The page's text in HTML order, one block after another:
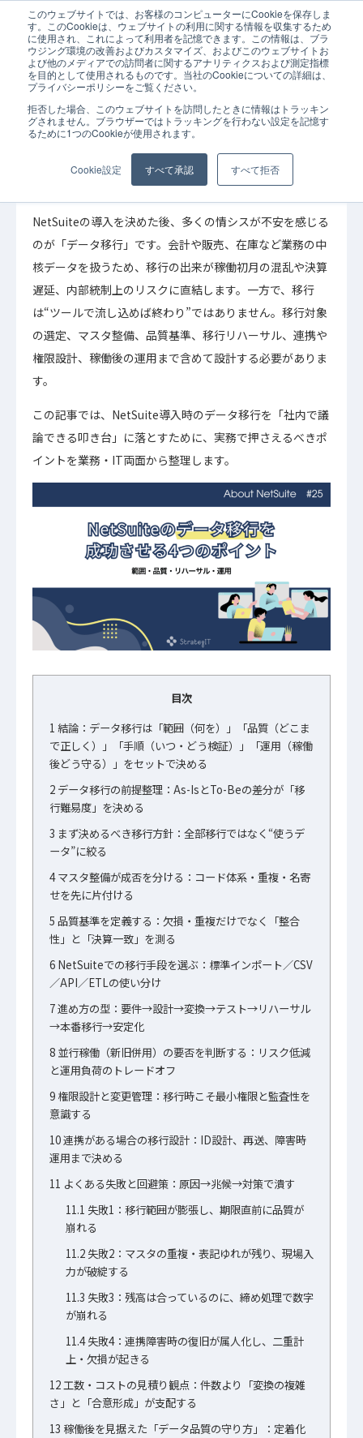
このウェブサイトでは、お客様のコンピューターにCookieを保存しま
す。このCookieは、ウェブサイトの利用に関する情報を収集するため
に使用され、これによって利用者を記憶できます。この情報は、ブラ
ウジング環境の改善およびカスタマイズ、およびこのウェブサイトお
よび他のメディアでの訪問者に関するアナリティクスおよび測定指標
を目的として使用されるものです。当社のCookieについての詳細は、
プライバシーポリシーをご覧ください。
拒否した場合、このウェブサイトを訪問したときに情報はトラッキン
グされません。ブラウザーではトラッキングを行わない設定を記憶す
るために1つのCookieが使用されます。
Cookie設定 すべて承認 すべて拒否
ホーム コラム ERP NetSuiteデータ移行を成功させるポイント｜
2026年03月25日 コラム ERP
NetSuiteデータ移行を成功させるポイント｜範
囲・品質・リハーサル・運用
NetSuiteの導入を決めた後、多くの情シスが不安を感じる
のが「データ移行」です。会計や販売、在庫など業務の中
核データを扱うため、移行の出来が稼働初月の混乱や決算
遅延、内部統制上のリスクに直結します。一方で、移行
は“ツールで流し込めば終わり”ではありません。移行対象
の選定、マスタ整備、品質基準、移行リハーサル、連携や
権限設計、稼働後の運用まで含めて設計する必要がありま
す。
この記事では、NetSuite導入時のデータ移行を「社内で議
論できる叩き台」に落とすために、実務で押さえるべきポ
イントを業務・IT両面から整理します。
目次
1 結論：データ移行は「範囲（何を）」「品質（どこま
で正しく）」「手順（いつ・どう検証）」「運用（稼働
後どう守る）」をセットで決める
2 データ移行の前提整理：As-IsとTo-Beの差分が「移
行難易度」を決める
3 まず決めるべき移行方針：全部移行ではなく“使うデ
ータ”に絞る
4マスタ整備が成否を分ける：コード体系・重複・名寄
せを先に片付ける
5 品質基準を定義する：欠損・重複だけでなく「整合
性」と「決算一致」を測る
6 NetSuiteでの移行手段を選ぶ：標準インポート／CSV
／API／ETLの使い分け
7進め方の型：要件→設計→変換→テスト→リハーサル
→本番移行→安定化
8 並行稼働（新旧併用）の要否を判断する：リスク低減
と運用負荷のトレードオフ
9 権限設計と変更管理：移行時こそ最小権限と監査性を
意識する
10連携がある場合の移行設計：ID設計、再送、障害時
運用まで決める
11 よくある失敗と回避策：原因→兆候→対策で潰す
11.1 失敗1：移行範囲が膨張し、期限直前に品質が
崩れる
11.2失敗2：マスタの重複・表記ゆれが残り、現場入
力が破綻する
11.3 失敗3：残高は合っているのに、締め処理で数字
が崩れる
11.4失敗4：連携障害時の復旧が属人化し、二重計
上・欠損が起きる
12工数・コストの見積り観点：件数より「変換の複雑
さ」と「合意形成」が支配する
13 稼働後を見据えた「データ品質の守り方」：定着化